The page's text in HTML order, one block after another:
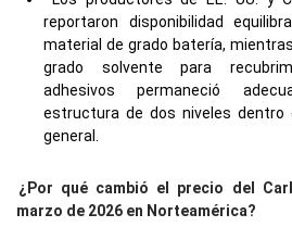
reportaron disponibilidad
material de grado batería,
grado solvente para
adhesivos permaneció
estructura de dos niveles dentro
general.
¿Por qué cambió el precio del
marzo de 2026 en Norteamérica?